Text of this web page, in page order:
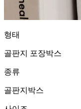
형태
골판지 포장박스
종류
골판지박스